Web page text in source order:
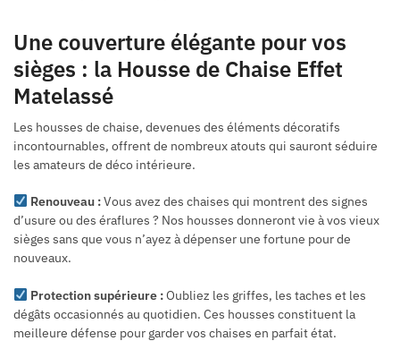
Une couverture élégante pour vos
sièges : la Housse de Chaise Effet
Matelassé
Les housses de chaise, devenues des éléments décoratifs
incontournables, offrent de nombreux atouts qui sauront séduire
les amateurs de déco intérieure.
Renouveau :Vous avez des chaises qui montrent des signes
d’usure ou des éraflures ? Nos housses donneront vie à vos vieux
sièges sans que vous n’ayez à dépenser une fortune pour de
nouveaux.
Protection supérieure :Oubliez les griffes, les taches et les
dégâts occasionnés au quotidien. Ces housses constituent la
meilleure défense pour garder vos chaises en parfait état.